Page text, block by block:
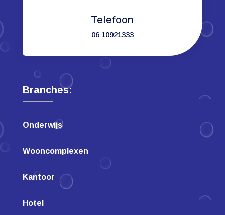
Telefoon
06 10921333
Branches:
Onderwijs
Wooncomplexen
Kantoor
Hotel